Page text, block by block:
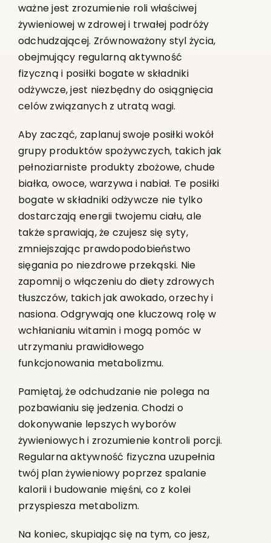
ważne jest zrozumienie roli właściwej
żywieniowej w zdrowej i trwałej podróży
odchudzającej. Zrównoważony styl życia,
obejmujący regularną aktywność
fizyczną i posiłki bogate w składniki
odżywcze, jest niezbędny do osiągnięcia
celów związanych z utratą wagi.
Aby zacząć, zaplanuj swoje posiłki wokół
grupy produktów spożywczych, takich jak
pełnoziarniste produkty zbożowe, chude
białka, owoce, warzywa i nabiał. Te posiłki
bogate w składniki odżywcze nie tylko
dostarczają energii twojemu ciału, ale
także sprawiają, że czujesz się syty,
zmniejszając prawdopodobieństwo
sięgania po niezdrowe przekąski. Nie
zapomnij o włączeniu do diety zdrowych
tłuszczów, takich jak awokado, orzechy i
nasiona. Odgrywają one kluczową rolę w
wchłanianiu witamin i mogą pomóc w
utrzymaniu prawidłowego
funkcjonowania metabolizmu.
Pamiętaj, że odchudzanie nie polega na
pozbawianiu się jedzenia. Chodzi o
dokonywanie lepszych wyborów
żywieniowych i zrozumienie kontroli porcji.
Regularna aktywność fizyczna uzupełnia
twój plan żywieniowy poprzez spalanie
kalorii i budowanie mięśni, co z kolei
przyspiesza metabolizm.
Na koniec, skupiając się na tym, co jesz,